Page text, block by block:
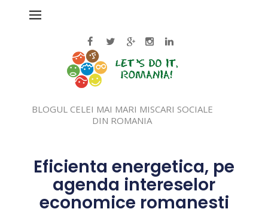
BLOGUL CELEI MAI MARI MISCARI SOCIALE
DIN ROMANIA
Eficienta energetica, pe
agenda intereselor
economice romanesti